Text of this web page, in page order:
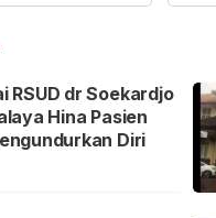
RSUD dr Soekardjo
Hina Pasien
Diri